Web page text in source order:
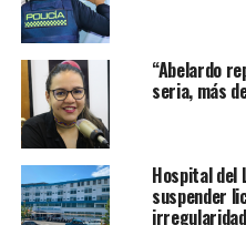
“Abelardo
seria, más
Hospital del
suspender